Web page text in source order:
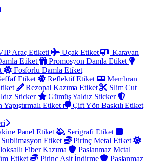
Araç Etiketi Uçak Etiket
Karavan
Etiket
Promosyon Damla Etiket
Fosforlu Damla Etiket
Etiket Reflektif Etiket
Membran
Rezopal Kazıma Etiket
Slim Cut
Sticker
Gümüş Yaldız Sticker
Yapıştırmalı Etiket
Çift Yön Baskılı Etiket
Panel Etiket
Serigrafi Etiket
Sublimasyon Etiket
Pirinç Metal Etiket
Fiber Kazıma
Paslanmaz Metal
Etiket Pirinç Asit İndirme
Paslanmaz